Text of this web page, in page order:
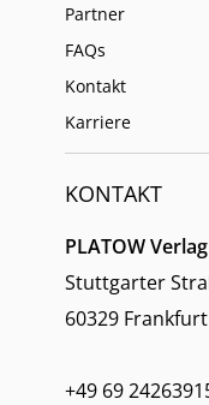
Partner
FAQs
Kontakt
Karriere
KONTAKT
PLATOW
Stuttgarter
60329 Frankfurt
+49 69